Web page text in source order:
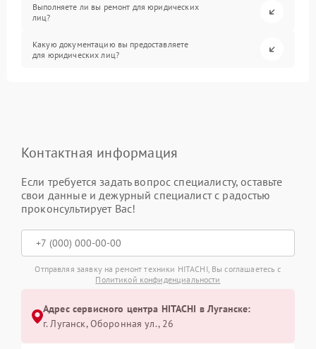
Выполняете ли вы ремонт для юридических
лиц?
Какую документацию вы предоставляете
для юридических лиц?
Контактная информация
Если требуется задать вопрос специалисту, оставьте
свои данные и дежурный специалист с радостью
проконсультирует Вас!
Отправляя заявку на ремонт техники HITACHI, Вы соглашаетесь с
Политикой конфиденциальности
Адрес сервисного центра HITACHI в Луганске:
г. Луганск, Оборонная ул., 26